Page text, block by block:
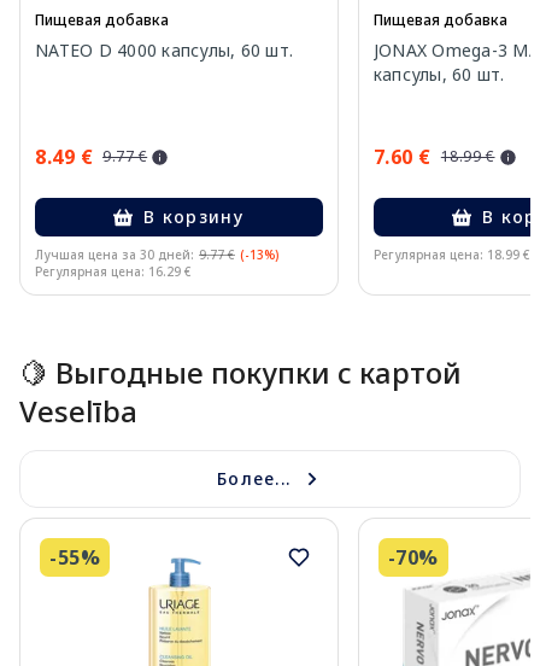
Пищевая добавка
NATEO D 4000 капсулы, 60 шт.
8.49 € 9.77 €
В корзину
Лучшая цена за 30 дней: 9.77 € (-13%)
Регулярная цена: 16.29 €
Пищевая добавка
JONAX Omega-3
капсулы, 60 шт.
7.60 € 18.99 €
В
Регулярная цена: 18.99 €
🍋 Выгодные покупки с картой
Veselība
Более...
-55% -70%